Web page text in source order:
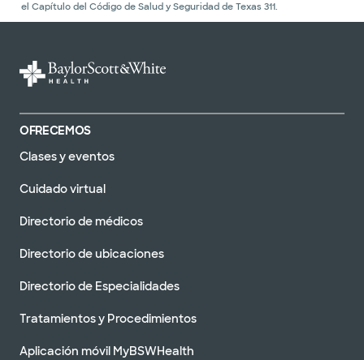
el Capítulo del Código de Salud y Seguridad de Texas 311.
OFRECEMOS
Clases y eventos
Cuidado virtual
Directorio de médicos
Directorio de ubicaciones
Directorio de Especialidades
Tratamientos y Procedimientos
Aplicación móvil MyBSWHealth